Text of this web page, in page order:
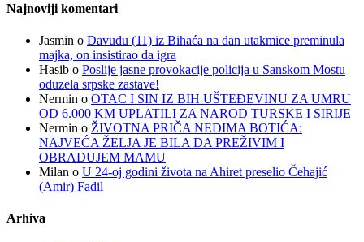
Najnoviji komentari
Jasmin o Davudu (11) iz Bihaća na dan utakmice preminula
majka, on insistirao da igra
Hasib o Poslije jasne provokacije policija u Sanskom Mostu
oduzela srpske zastave!
Nermin o OTAC I SIN IZ BIH UŠTEĐEVINU ZA UMRU
OD 6.000 KM UPLATILI ZA NAROD TURSKE I SIRIJE
Nermin o ŽIVOTNA PRIČA NEDIMA BOTIĆA:
NAJVEĆA ŽELJA JE BILA DA PREŽIVIM I
OBRADUJEM MAMU
Milan o U 24-oj godini života na Ahiret preselio Čehajić
(Amir) Fadil
Arhiva